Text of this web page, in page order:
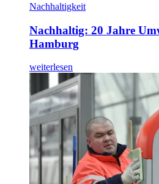
Nachhaltigkeit
Nachhaltig: 20 Jahre
Hamburg
weiterlesen